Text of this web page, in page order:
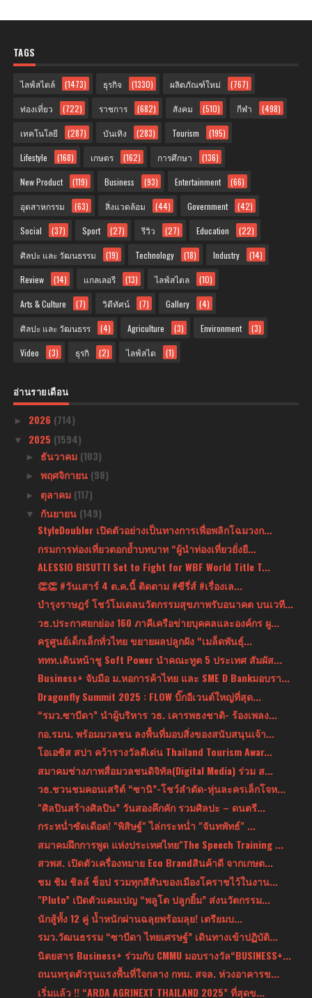
TAGS
ไลฟ์สไตล์ (1473) ธุรกิจ (1330) ผลิตภัณฑ์ใหม่ (767)
ท่องเที่ยว (722) ราชการ (682) สังคม (510) กีฬา (498)
เทคโนโลยี (287) บันเทิง (283) Tourism (195)
Lifestyle (168) เกษตร (162) การศึกษา (136)
New Product (119) Business (93) Entertainment (66)
อุตสาหกรรม (63) สิ่งแวดล้อม (44) Government (42)
Social (37) Sport (27) รีวิว (27) Education (22)
ศิลปะ และ วัฒนธรรม (19) Technology (18) Industry (14)
Review (14) แกลเลอรี (13) ไลฟ์สไตล (10)
Arts & Culture (7) วิดีทัศน์ (7) Gallery (4)
ศิลปะ และ วัฒนธรร (4) Agriculture (3) Environment (3)
Video (3) ธุรกิ (2) ไลฟ์สไต (1)
อ่านรายเดือน
► 2026 (714)
▼ 2025 (1594)
► ธันวาคม (103)
► พฤศจิกายน (98)
► ตุลาคม (117)
▼ กันยายน (149)
StyleDoubler เปิดตัวอย่างเป็นทางการเพื่อพลิกโฉมวงก...
กรมการท่องเที่ยวตอกย้ำบทบาท “ผู้นำท่องเที่ยวยั่งยื...
ALESSIO BISUTTI Set to Fight for WBF World Title T...
👏👏 #วันเสาร์ 4 ต.ค.นี้ ติดตาม #ซีรี่ส์ #เรื่องเล...
บำรุงราษฎร์ โชว์โมเดลนวัตกรรมสุขภาพรับอนาคต บนเวที...
วธ.ประกาศยกย่อง 160 ภาคีเครือข่ายบุคคลและองค์กร ผู...
ครูศูนย์เด็กเล็กทั่วไทย ขยายผลปลูกฝัง “เมล็ดพันธุ์...
ททท.เดินหน้าชู Soft Power นำคณะทูต 5 ประเทศ สัมผัส...
Business+ จับมือ ม.หอการค้าไทย และ SME D Bankมอบรา...
Dragonfly Summit 2025 : FLOW บิ๊กอีเวนต์ใหญ่ที่สุด...
“รมว.ซาบีดา” นำผู้บริหาร วธ. เคารพธงชาติ- ร้องเพลง...
กอ.รมน. พร้อมมวลชน ลงพื้นที่มอบสิ่งของสนับสนุนเจ้า...
โอเอซิส สปา คว้ารางวัลดีเด่น Thailand Tourism Awar...
สมาคมช่างภาพสื่อมวลชนดิจิทัล(Digital Media) ร่วม ส...
วธ.ชวนชมคอนเสริต์ “ซานิ”-โชว์ลำตัด-หุ่นละครเล็กโจห...
"ศิลปินสร้างศิลปิน” วันสองคึกคัก รวมศิลปะ – ดนตรี...
กระหน่ำซัดเดือด! "พิสิษฐ์" ไล่กระหน่ำ "จันทพัทธ์" ...
สมาคมฝึกการพูด แห่งประเทศไทย"The Speech Training ...
สวพส. เปิดตัวเครื่องหมาย Eco Brandสินค้าดี จากเกษต...
ชม ชิม ชิลล์ ช็อป รวมทุกสีสันของเมืองโคราชไว้ในงาน...
"Pluto” เปิดตัวแคมเปญ “พลูโต ปลูกยิ้ม” ส่งนวัตกรรม...
นักสู้ทั้ง 12 คู่ น้ำหนักผ่านฉลุยพร้อมลุย! เตรียมบ...
รมว.วัฒนธรรม “ซาบีดา ไทยเศรษฐ์” เดินทางเข้าปฏิบัติ...
นิตยสาร Business+ ร่วมกับ CMMU มอบรางวัล“BUSINESS+...
ถนนทรุดตัวรุนแรงพื้นที่ใจกลาง กทม. สจล. ห่วงอาคารข...
เริ่มแล้ว !! “ARDA AGRINEXT THAILAND 2025” ที่สุดข...